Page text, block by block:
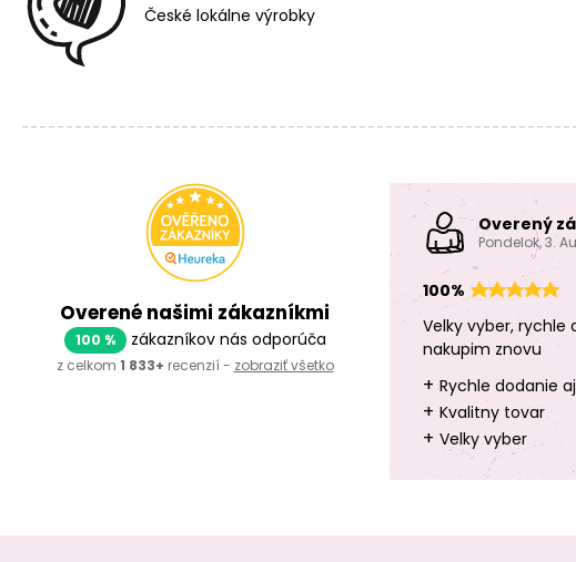
České lokálne výrobky
Overené našimi zákazníkmi
100 % zákazníkov nás odporúča
z celkom 1 833+ recenzií - zobraziť všetko
Overený
Pondelok, 3.
100%
Velky vyber, rychle
nakupim znovu
+ Rychle dodanie
+ Kvalitny tovar
+ Velky vyber